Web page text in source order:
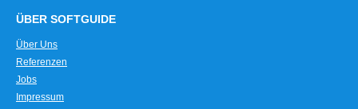
ÜBER SOFTGUIDE
Über Uns
Referenzen
Jobs
Impressum